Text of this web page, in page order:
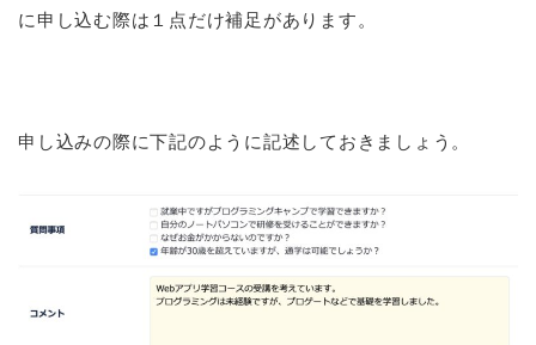
に申し込む際は１点だけ補足があります。
申し込みの際に下記のように記述しておきましょう。